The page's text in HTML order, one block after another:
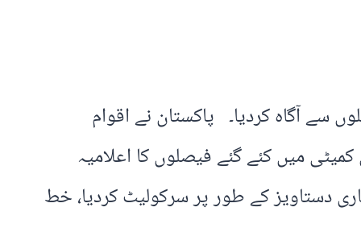
سے آگاہ کردیا۔ پاکستان نے اقوام
میں کئے گئے فیصلوں کا اعلامیہ
دستاویز کے طور پر سرکولیٹ کردیا، خط